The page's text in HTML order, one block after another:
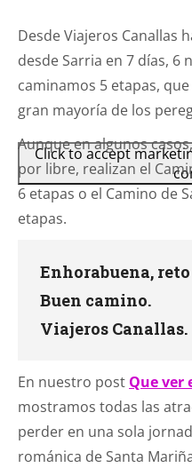
Click to accept
Desde Viajeros Canallas
desde Sarria en 7 días, 6
caminamos 5 etapas,
gran mayoría de los
Aunque en algunos
por libre, realizan el
6 etapas o el Camino de
etapas.
Enhorabuena,
Buen camino.
Viajeros Canallas.
En nuestro post Que ver
mostramos todas las
perder en una sola
románica de Santa